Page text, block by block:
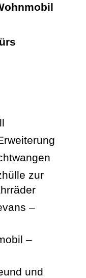
zur
–
–
und